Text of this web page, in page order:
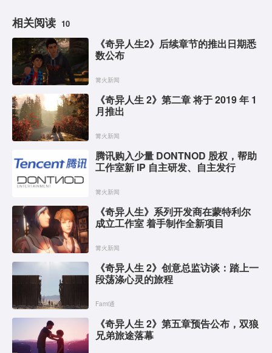
相关阅读 10
《奇异人生2》后续章节的推出日期悉
数公布
篝火新闻
《奇异人生 2》第二章 将于 2019 年 1
月推出
篝火新闻
腾讯购入少量 DONTNOD 股权，帮助
工作室新 IP 自主研发、自主发行
篝火新闻
《奇异人生》系列开发商在蒙特利尔
成立工作室 着手制作全新项目
篝火新闻
《奇异人生 2》创意总监访谈：踏上一
段荡涤心灵的旅程
Fami通
《奇异人生 2》第五章预告公布，双狼
兄弟旅途落幕